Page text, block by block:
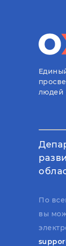
людей
По
вы